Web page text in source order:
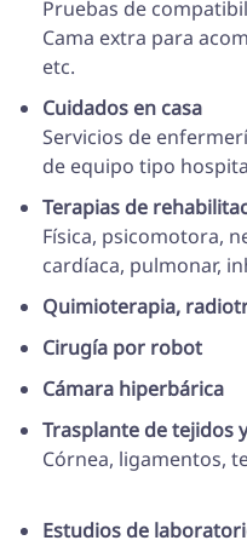
Pruebas de
Cama extra para
etc.
Cuidados en casa
Servicios de
de equipo tipo
Terapias de
Física, psicomotora,
cardíaca, pulmonar,
Quimioterapia,
Cirugía por robot
Cámara hiperbárica
Trasplante de tejidos
Córnea, ligamentos,
Estudios de